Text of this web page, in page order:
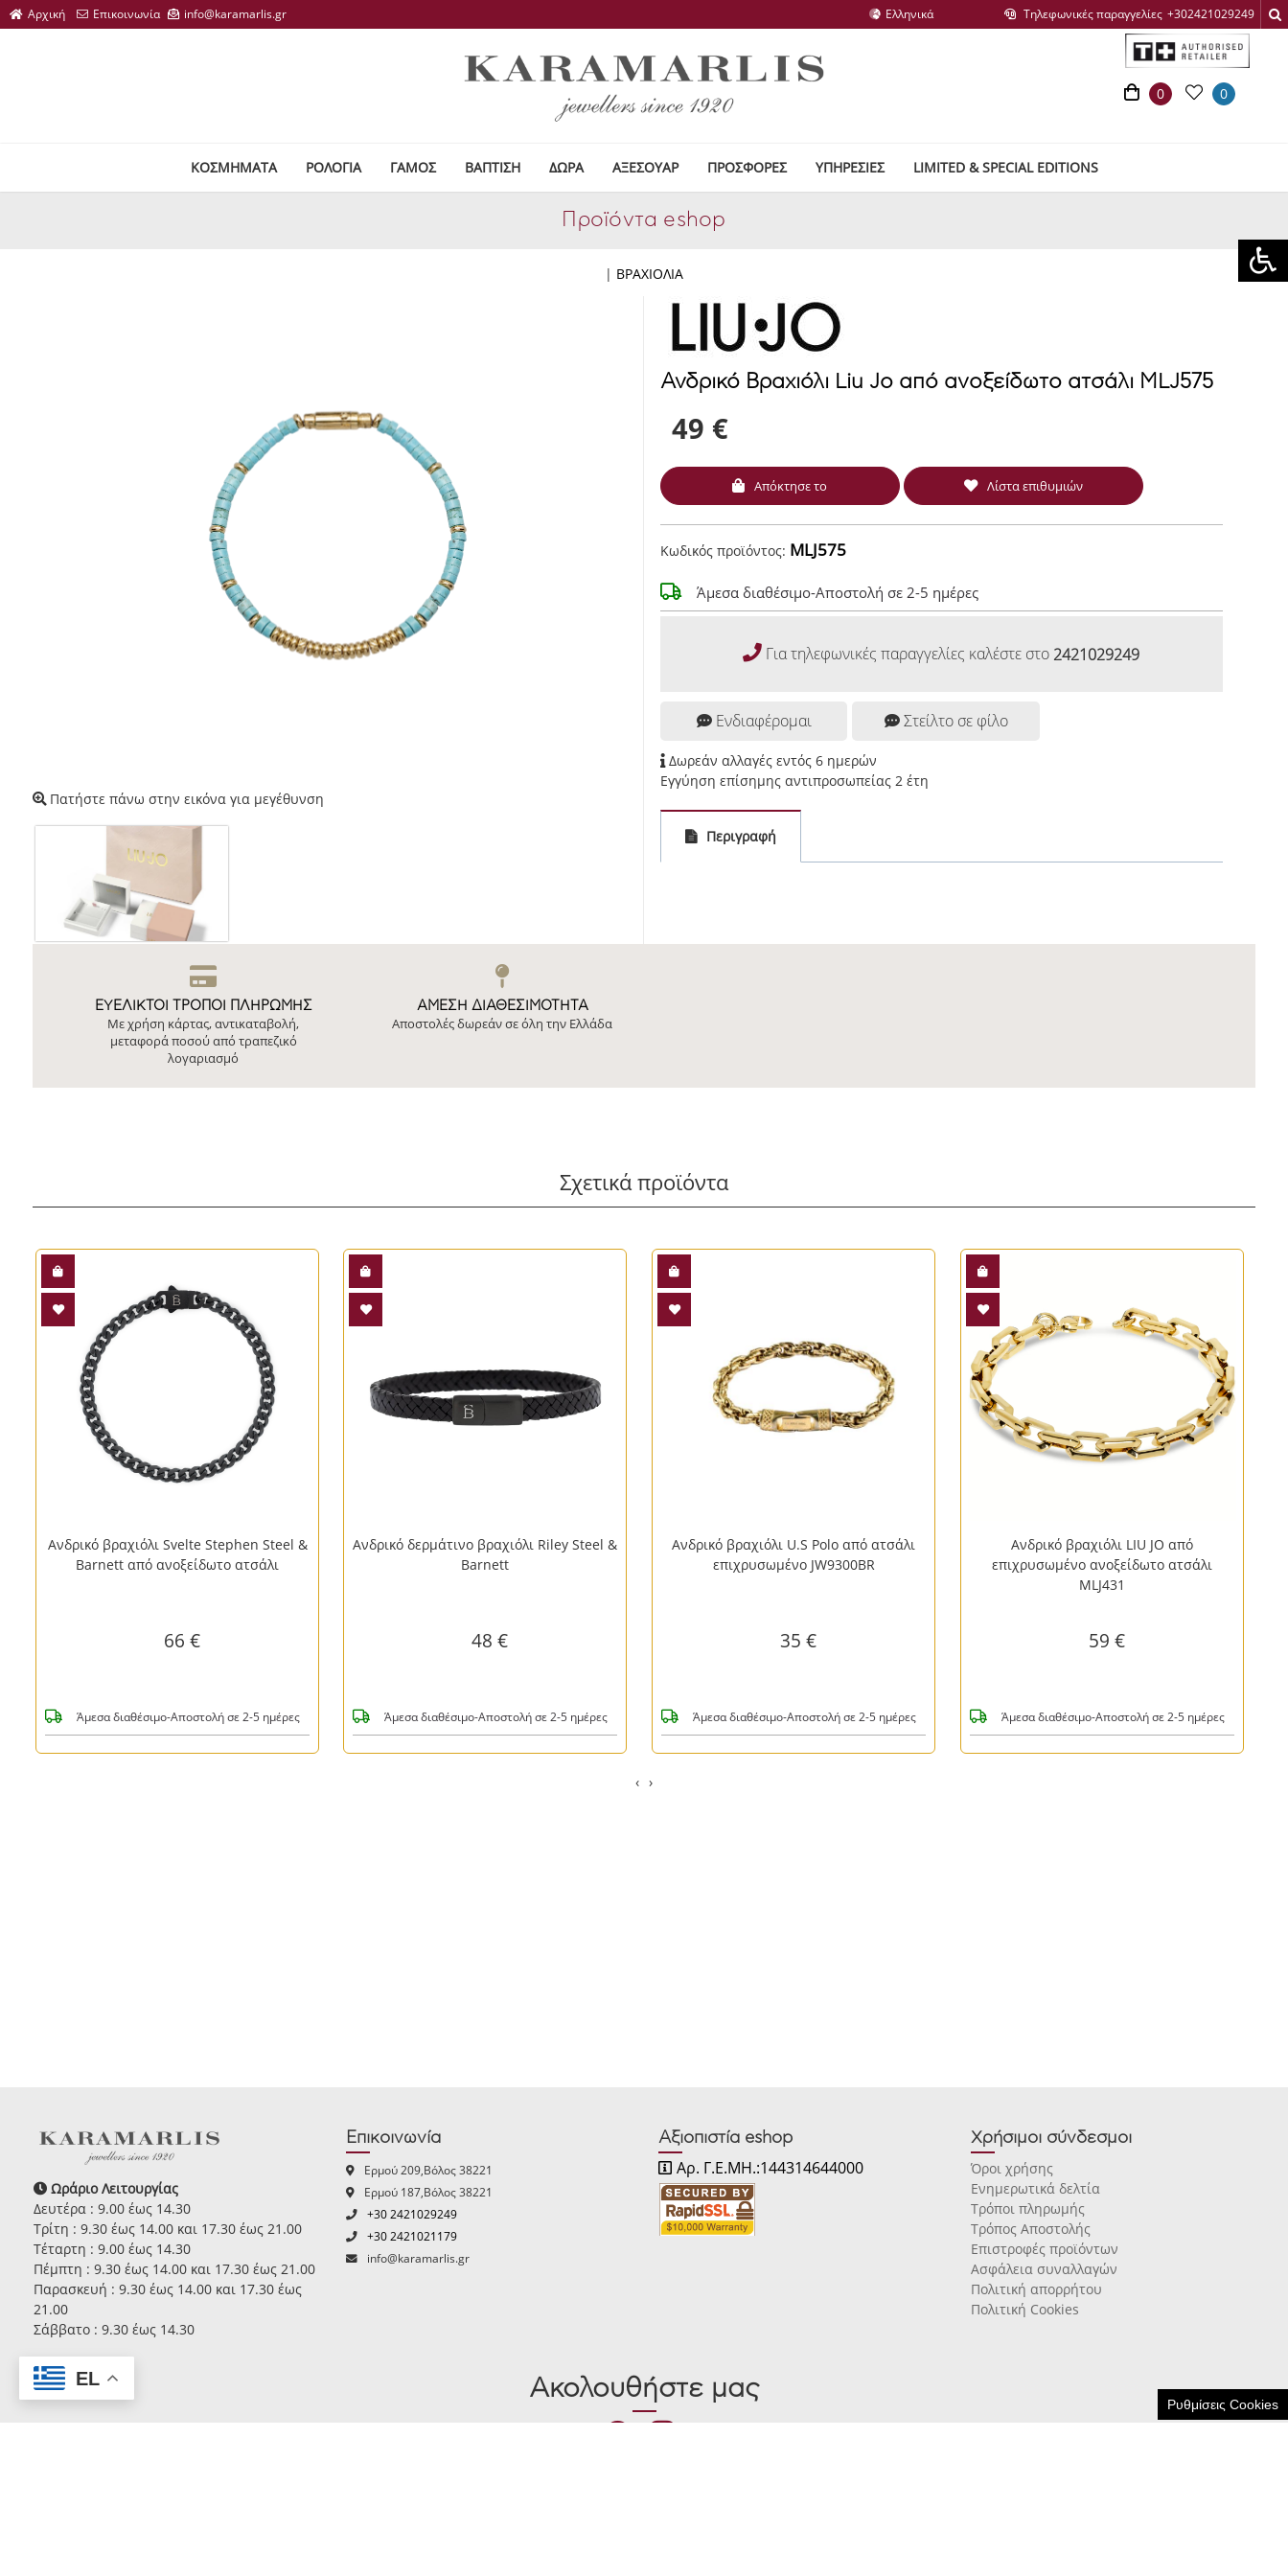
EL
Ρυθμίσεις Cookies
Τηλεφωνικές παραγγελίες
0 0
ΚΟΣΜΗΜΑΤΑ ΡΟΛΟΓΙΑ ΓΑΜΟΣ ΒΑΠΤΙΣΗ ΔΩΡΑ ΑΞΕΣΟΥΑΡ ΠΡΟΣΦΟΡΕΣ ΥΠΗΡΕΣΙΕΣ LIMITED & SPECIAL EDITIONS
Προϊόντα eshop
| ΒΡΑΧΙΟΛΙΑ
Πατήστε πάνω στην εικόνα για μεγέθυνση
Ανδρικό Βραχιόλι Liu Jo από ανοξείδωτο ατσάλι MLJ575
49 €
Απόκτησε το Λίστα επιθυμιών
Κωδικός προϊόντος: MLJ575
Άμεσα διαθέσιμο-Αποστολή σε 2-5 ημέρες
Για τηλεφωνικές παραγγελίες καλέστε στο 2421029249
Ενδιαφέρομαι Στείλτο σε φίλο
Δωρεάν αλλαγές εντός 6 ημερών
Εγγύηση επίσημης αντιπροσωπείας 2 έτη
Περιγραφή
ΕΥΕΛΙΚΤΟΙ ΤΡΟΠΟΙ ΠΛΗΡΩΜΗΣ
Με χρήση κάρτας, αντικαταβολή,
μεταφορά ποσού από τραπεζικό
λογαριασμό
ΆΜΕΣΗ ΔΙΑΘΕΣΙΜΌΤΗΤΑ
Αποστολές δωρεάν σε όλη την Ελλάδα
Σχετικά προϊόντα
Ανδρικό βραχιόλι Svelte Stephen Steel &
Barnett από ανοξείδωτο ατσάλι
66 €
Άμεσα διαθέσιμο-Αποστολή σε 2-5 ημέρες
Ανδρικό δερμάτινο βραχιόλι Riley Steel &
Barnett
48 €
Άμεσα διαθέσιμο-Αποστολή σε 2-5 ημέρες
Ανδρικό βραχιόλι U.S Polo από ατσάλι
επιχρυσωμένο JW9300BR
35 €
Άμεσα διαθέσιμο-Αποστολή σε 2-5 ημέρες
Ανδρικό βραχιόλι LIU JO από
επιχρυσωμένο ανοξείδωτο ατσάλι
MLJ431
59 €
Άμεσα διαθέσιμο-Αποστολή σε 2-5 ημέρες
‹ ›
Ωράριο Λειτουργίας
Δευτέρα : 9.00 έως 14.30
Τρίτη : 9.30 έως 14.00 και 17.30 έως 21.00
Τέταρτη : 9.00 έως 14.30
Πέμπτη : 9.30 έως 14.00 και 17.30 έως 21.00
Παρασκευή : 9.30 έως 14.00 και 17.30 έως
21.00
Σάββατο : 9.30 έως 14.30
Επικοινωνία
Ερμού 209,Βόλος 38221
Ερμού 187,Βόλος 38221
+30 2421029249
+30 2421021179
info@karamarlis.gr
Αξιοπιστία eshop
Αρ. Γ.Ε.ΜΗ.:144314644000
Χρήσιμοι σύνδεσμοι
Όροι χρήσης
Ενημερωτικά δελτία
Τρόποι πληρωμής
Τρόπος Αποστολής
Επιστροφές προϊόντων
Ασφάλεια συναλλαγών
Πολιτική απορρήτου
Πολιτική Cookies
Ακολουθήστε μας